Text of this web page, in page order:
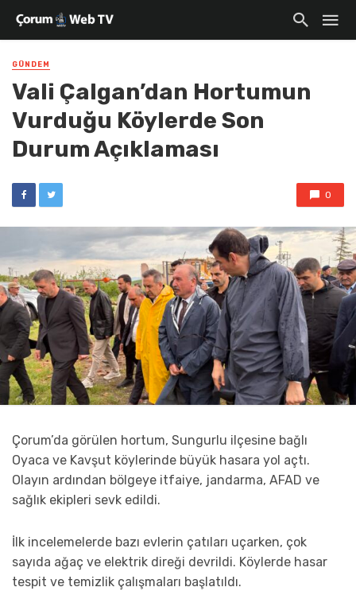
GÜNDEM
Vali Çalgan’dan Hortumun
Vurduğu Köylerde Son
Durum Açıklaması
0
Çorum’da görülen hortum, Sungurlu ilçesine bağlı
Oyaca ve Kavşut köylerinde büyük hasara yol açtı.
Olayın ardından bölgeye itfaiye, jandarma, AFAD ve
sağlık ekipleri sevk edildi.
İlk incelemelerde bazı evlerin çatıları uçarken, çok
sayıda ağaç ve elektrik direği devrildi. Köylerde hasar
tespit ve temizlik çalışmaları başlatıldı.